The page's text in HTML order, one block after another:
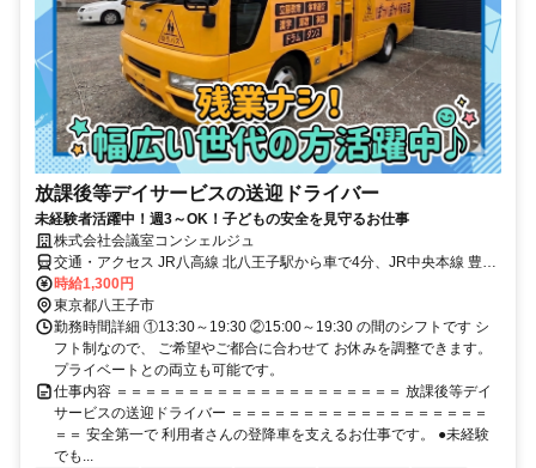
放課後等デイサービスの送迎ドライバー
未経験者活躍中！週3～OK！子どもの安全を見守るお仕事
株式会社会議室コンシェルジュ
交通・アクセス JR八高線 北八王子駅から車で4分、JR中央本線 豊田
駅から車で6分、JR中央線 豊田駅から車で6分
時給1,300円
東京都八王子市
勤務時間詳細 ①13:30～19:30 ②15:00～19:30 の間のシフトです シ
フト制なので、 ご希望やご都合に合わせて お休みを調整できます。
プライベートとの両立も可能です。
仕事内容 ＝＝＝＝＝＝＝＝＝＝＝＝＝＝＝＝＝＝＝＝ 放課後等デイ
サービスの送迎ドライバー ＝＝＝＝＝＝＝＝＝＝＝＝＝＝＝＝＝＝
＝＝ 安全第一で 利用者さんの登降車を支えるお仕事です。 ●未経験
でも...